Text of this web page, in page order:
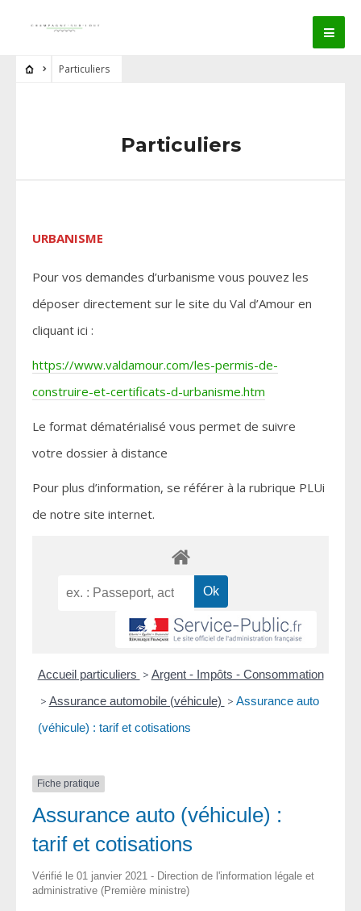
Particuliers
Particuliers
URBANISME
Pour vos demandes d’urbanisme vous pouvez les
déposer directement sur le site du Val d’Amour en
cliquant ici :
https://www.valdamour.com/les-permis-de-
construire-et-certificats-d-urbanisme.htm
Le format dématérialisé vous permet de suivre
votre dossier à distance
Pour plus d’information, se référer à la rubrique PLUi
de notre site internet.
Accueil particuliers > Argent - Impôts - Consommation
> Assurance automobile (véhicule) > Assurance auto
(véhicule) : tarif et cotisations
Fiche pratique
Assurance auto (véhicule) :
tarif et cotisations
Vérifié le 01 janvier 2021 - Direction de l'information légale et
administrative (Première ministre)